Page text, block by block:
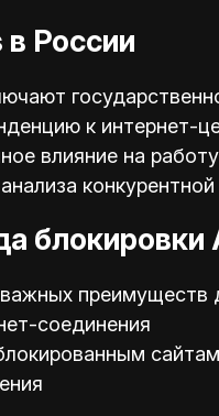
России
к интернет-
влияние на
блокировки
преимуществ
соединения